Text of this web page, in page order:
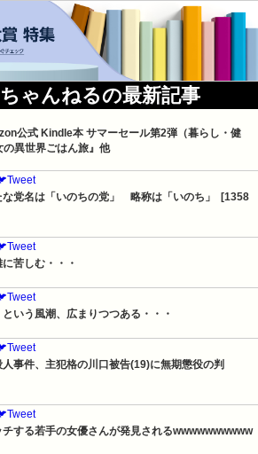
ゃんねるの最新記事
公式 Kindle本 サマーセール第2弾（暮らし・健
異世界ごはん旅』他
な党名は「いのちの党」　略称は「いのち」  [1358
苦しむ・・・
いう風潮、広まりつつある・・・
人事件、主犯格の川口被告(19)に無期懲役の判
チする若手の女優さんが発見されるwwwwwwwwww